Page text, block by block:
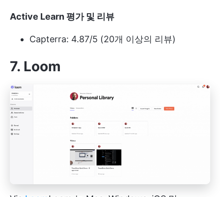
Active Learn 평가 및 리뷰
Capterra: 4.87/5 (20개 이상의 리뷰)
7. Loom